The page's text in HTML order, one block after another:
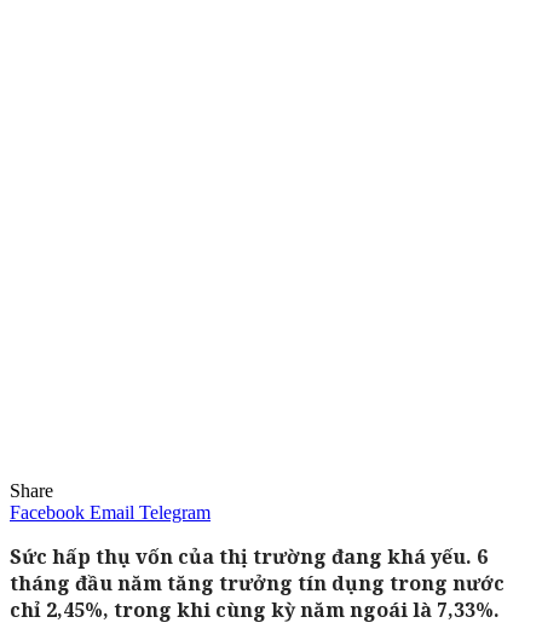
Share
Facebook Email Telegram
Sức hấp thụ vốn của thị trường đang khá yếu. 6
tháng đầu năm tăng trưởng tín dụng trong nước
chỉ 2,45%, trong khi cùng kỳ năm ngoái là 7,33%.